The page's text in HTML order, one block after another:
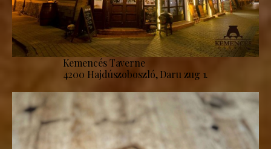
Kemencés Taverne
4200 Hajdúszoboszló, Daru zug 1.